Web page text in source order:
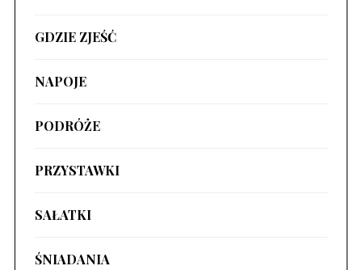
GDZIE ZJEŚĆ
NAPOJE
PODRÓŻE
PRZYSTAWKI
SAŁATKI
ŚNIADANIA